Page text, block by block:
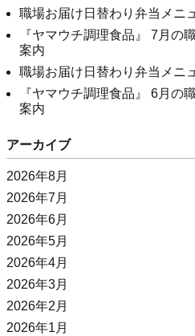
職場お届け日替わり弁当メニ
『ヤマウチ調理食品』 7月の
案内
職場お届け日替わり弁当メニ
『ヤマウチ調理食品』 6月の
案内
アーカイブ
2026年8月
2026年7月
2026年6月
2026年5月
2026年4月
2026年3月
2026年2月
2026年1月